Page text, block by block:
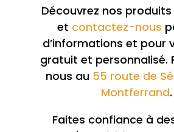
Découvrez nos
et contactez-nous
d’informations et pour
gratuit et personnalisé.
nous au 55 route de
Montferrand.
Faites confiance à